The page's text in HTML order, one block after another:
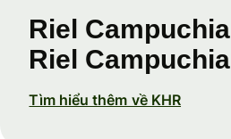
Riel Campuchia
Riel Campuchia
Tìm hiểu thêm về KHR